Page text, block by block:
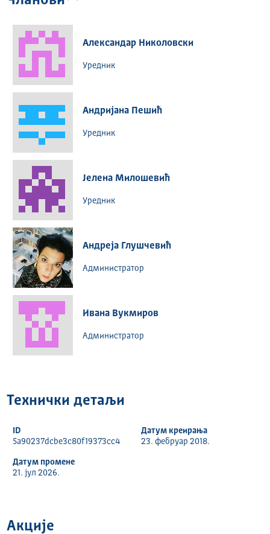
Александар Николовски
Уредник
Андријана Пешић
Уредник
Јелена Милошевић
Уредник
Андреја Глушчевић
Администратор
Ивана Вукмиров
Администратор
Технички детаљи
ID
5a90237dcbe3c80f19373cc4
Датум креирања
23. фебруар 2018.
Датум промене
21. јул 2026.
Акције